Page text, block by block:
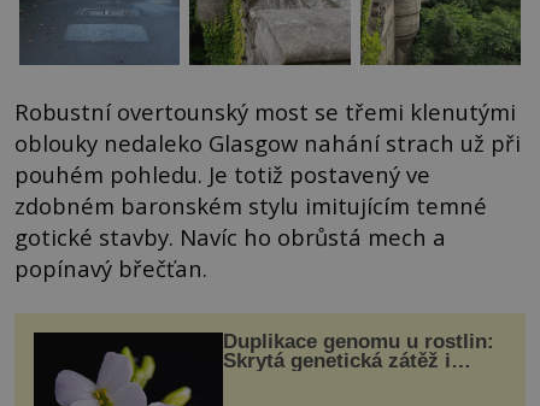
Robustní overtounský most se třemi klenutými
oblouky nedaleko Glasgow nahání strach už při
pouhém pohledu. Je totiž postavený ve
zdobném baronském stylu imitujícím temné
gotické stavby. Navíc ho obrůstá mech a
popínavý břečťan.
Duplikace genomu u rostlin:
Skrytá genetická zátěž i